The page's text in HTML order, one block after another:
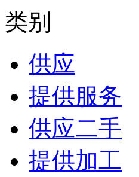
类别
供应
提供服务
供应二手
提供加工